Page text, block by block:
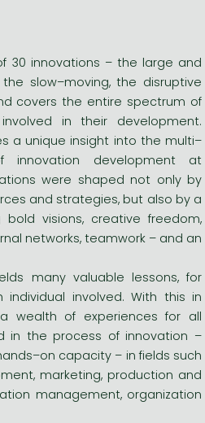
30 innovations – the large and
slow–moving, the disruptive
covers the entire spectrum of
in their development.
a unique insight into the multi–
innovation development at
were shaped not only by
and strategies, but also by a
visions, creative freedom,
networks, teamwork – and an
many valuable lessons, for
involved. With this in
wealth of experiences for all
in the process of innovation –
capacity – in fields such
marketing, production and
management, organization